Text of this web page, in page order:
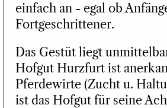
einfach an - egal ob
Fortgeschrittener.
Das Gestüt liegt
Hofgut Hurzfurt ist
Pferdewirte (Zucht u.
ist das Hofgut für seine